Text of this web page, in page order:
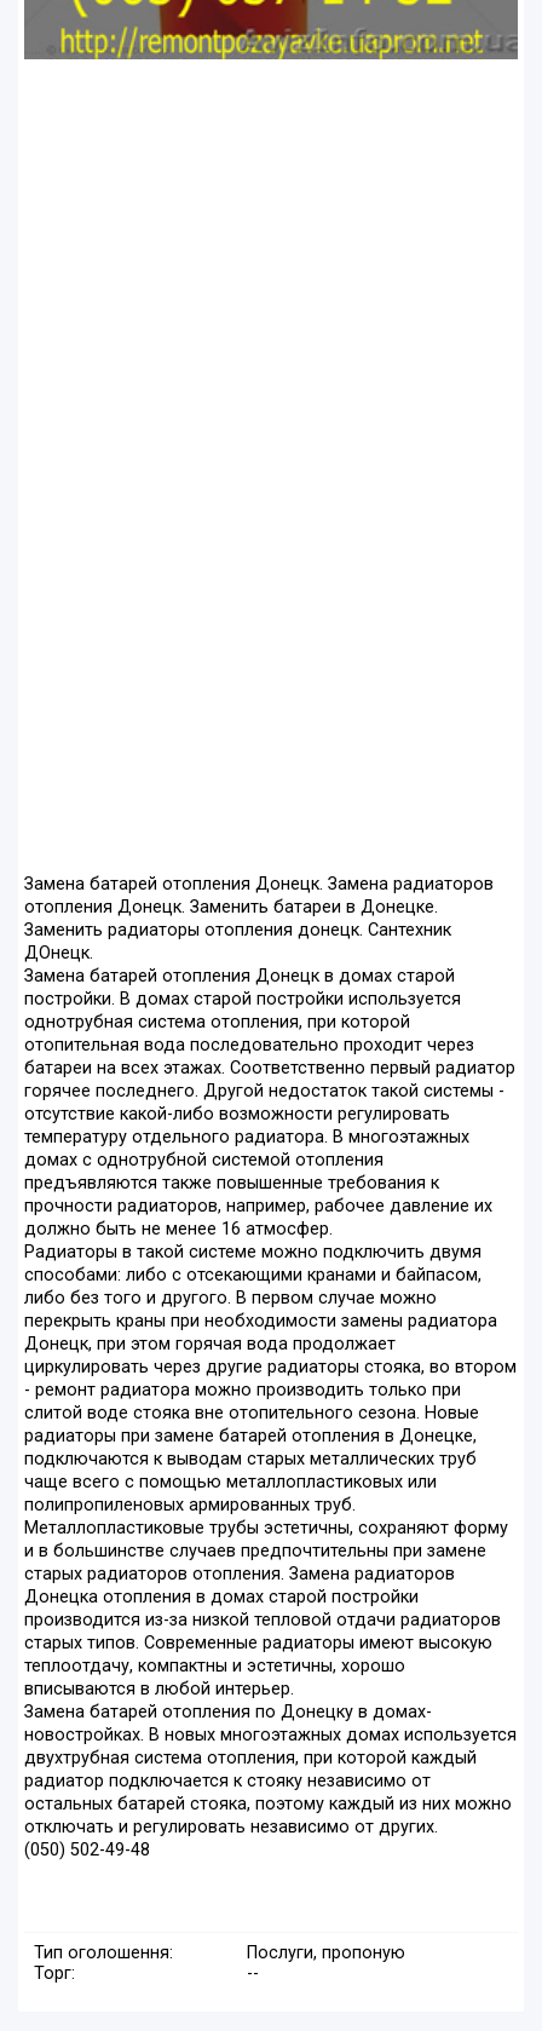
Замена батарей отопления Донецк. Замена радиаторов
отопления Донецк. Заменить батареи в Донецке.
Заменить радиаторы отопления донецк. Сантехник
ДОнецк.
Замена батарей отопления Донецк в домах старой
постройки. В домах старой постройки используется
однотрубная система отопления, при которой
отопительная вода последовательно проходит через
батареи на всех этажах. Соответственно первый радиатор
горячее последнего. Другой недостаток такой системы -
отсутствие какой-либо возможности регулировать
температуру отдельного радиатора. В многоэтажных
домах с однотрубной системой отопления
предъявляются также повышенные требования к
прочности радиаторов, например, рабочее давление их
должно быть не менее 16 атмосфер.
Радиаторы в такой системе можно подключить двумя
способами: либо с отсекающими кранами и байпасом,
либо без того и другого. В первом случае можно
перекрыть краны при необходимости замены радиатора
Донецк, при этом горячая вода продолжает
циркулировать через другие радиаторы стояка, во втором
- ремонт радиатора можно производить только при
слитой воде стояка вне отопительного сезона. Новые
радиаторы при замене батарей отопления в Донецке,
подключаются к выводам старых металлических труб
чаще всего с помощью металлопластиковых или
полипропиленовых армированных труб.
Металлопластиковые трубы эстетичны, сохраняют форму
и в большинстве случаев предпочтительны при замене
старых радиаторов отопления. Замена радиаторов
Донецка отопления в домах старой постройки
производится из-за низкой тепловой отдачи радиаторов
старых типов. Современные радиаторы имеют высокую
теплоотдачу, компактны и эстетичны, хорошо
вписываются в любой интерьер.
Замена батарей отопления по Донецку в домах-
новостройках. В новых многоэтажных домах используется
двухтрубная система отопления, при которой каждый
радиатор подключается к стояку независимо от
остальных батарей стояка, поэтому каждый из них можно
отключать и регулировать независимо от других.
(050) 502-49-48
Тип оголошення:
Послуги, пропоную
Торг:
--